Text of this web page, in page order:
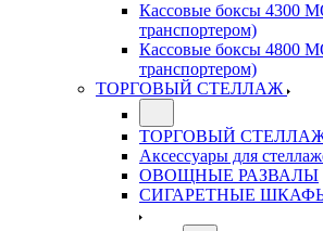
Кассовые боксы 4300
транспортером)
Кассовые боксы 4800
транспортером)
ТОРГОВЫЙ СТЕЛЛАЖ
ТОРГОВЫЙ
Аксессуары для
ОВОЩНЫЕ РАЗВАЛЫ
СИГАРЕТНЫЕ